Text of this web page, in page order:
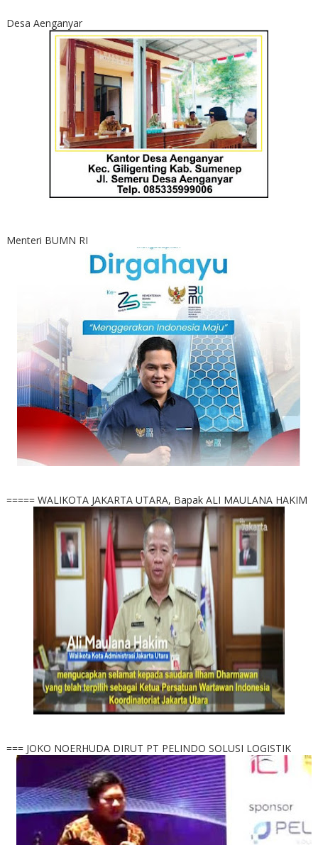
Desa Aenganyar
Menteri BUMN RI
===== WALIKOTA JAKARTA UTARA, Bapak ALI MAULANA HAKIM
=== JOKO NOERHUDA DIRUT PT PELINDO SOLUSI LOGISTIK